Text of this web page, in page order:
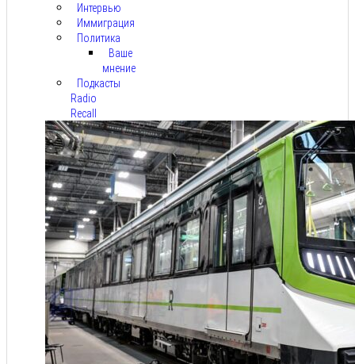
Интервью
Иммиграция
Политика
Ваше
мнение
Подкасты
Radio
Recall